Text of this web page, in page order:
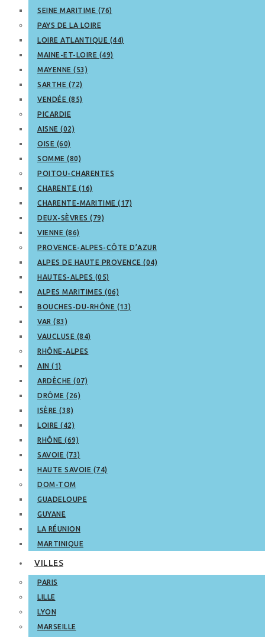
SEINE MARITIME (76)
PAYS DE LA LOIRE
LOIRE ATLANTIQUE (44)
MAINE-ET-LOIRE (49)
MAYENNE (53)
SARTHE (72)
VENDÉE (85)
PICARDIE
AISNE (02)
OISE (60)
SOMME (80)
POITOU-CHARENTES
CHARENTE (16)
CHARENTE-MARITIME (17)
DEUX-SÈVRES (79)
VIENNE (86)
PROVENCE-ALPES-CÔTE D’AZUR
ALPES DE HAUTE PROVENCE (04)
HAUTES-ALPES (05)
ALPES MARITIMES (06)
BOUCHES-DU-RHÔNE (13)
VAR (83)
VAUCLUSE (84)
RHÔNE-ALPES
AIN (1)
ARDÈCHE (07)
DRÔME (26)
ISÈRE (38)
LOIRE (42)
RHÔNE (69)
SAVOIE (73)
HAUTE SAVOIE (74)
DOM-TOM
GUADELOUPE
GUYANE
LA RÉUNION
MARTINIQUE
VILLES
PARIS
LILLE
LYON
MARSEILLE